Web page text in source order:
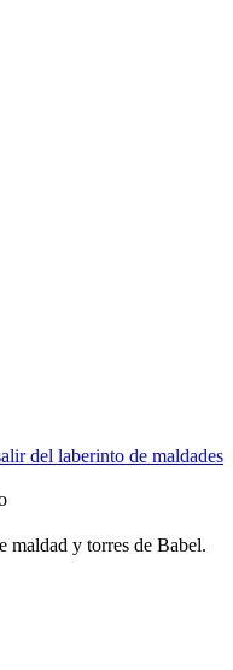
del laberinto de maldades
maldad y torres de Babel.